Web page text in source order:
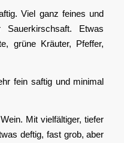
Viel ganz feines und
Etwas
grüne Kräuter, Pfeffer,
fein saftig und minimal
Mit vielfältiger, tiefer
deftig, fast grob, aber